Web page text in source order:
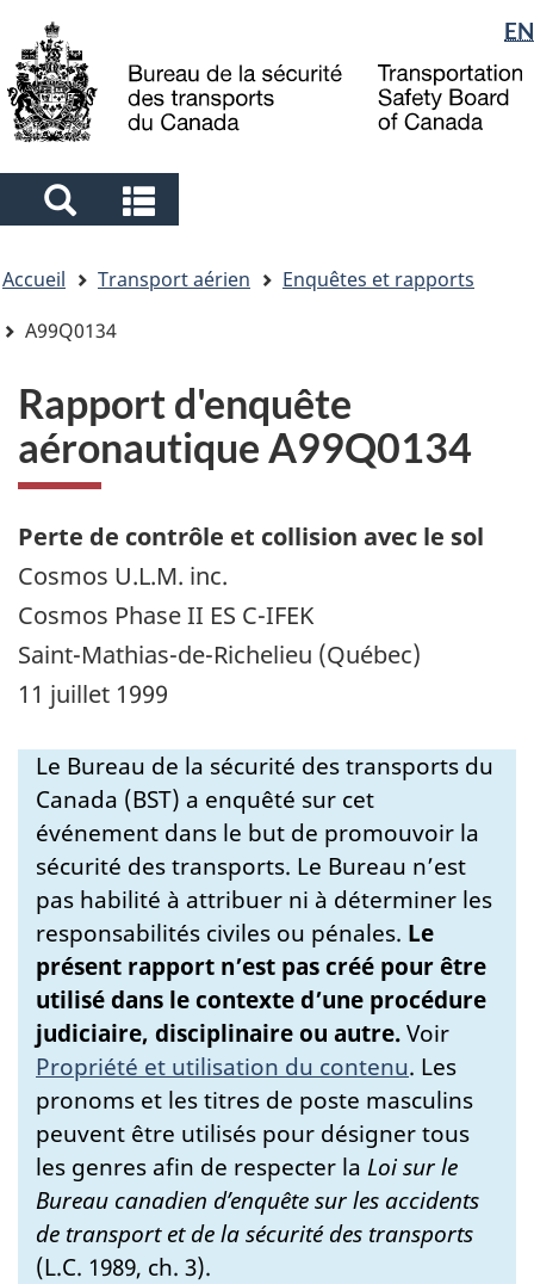
to
main
to
"About
government"
à
la
Sélection
de
la
langue
EN
Search
and
menus
and
menus
êtes
ici
Accueil Transport aérien
Enquêtes et rapports
A99Q0134
Rapport d'enquête
aéronautique A99Q0134
Perte de contrôle et collision avec le sol
Cosmos U.L.M. inc.
Cosmos Phase II ES C-IFEK
Saint-Mathias-de-Richelieu (Québec)
11 juillet 1999
Le Bureau de la sécurité des transports du
Canada (BST) a enquêté sur cet
événement dans le but de promouvoir la
sécurité des transports. Le Bureau n’est
pas habilité à attribuer ni à déterminer les
responsabilités civiles ou pénales. Le
présent rapport n’est pas créé pour être
utilisé dans le contexte d’une procédure
judiciaire, disciplinaire ou autre.Voir
Propriété et utilisation du contenu. Les
pronoms et les titres de poste masculins
peuvent être utilisés pour désigner tous
les genres afin de respecter la Loi sur le
Bureau canadien d’enquête sur les accidents
de transport et de la sécurité des transports
(L.C. 1989, ch. 3).